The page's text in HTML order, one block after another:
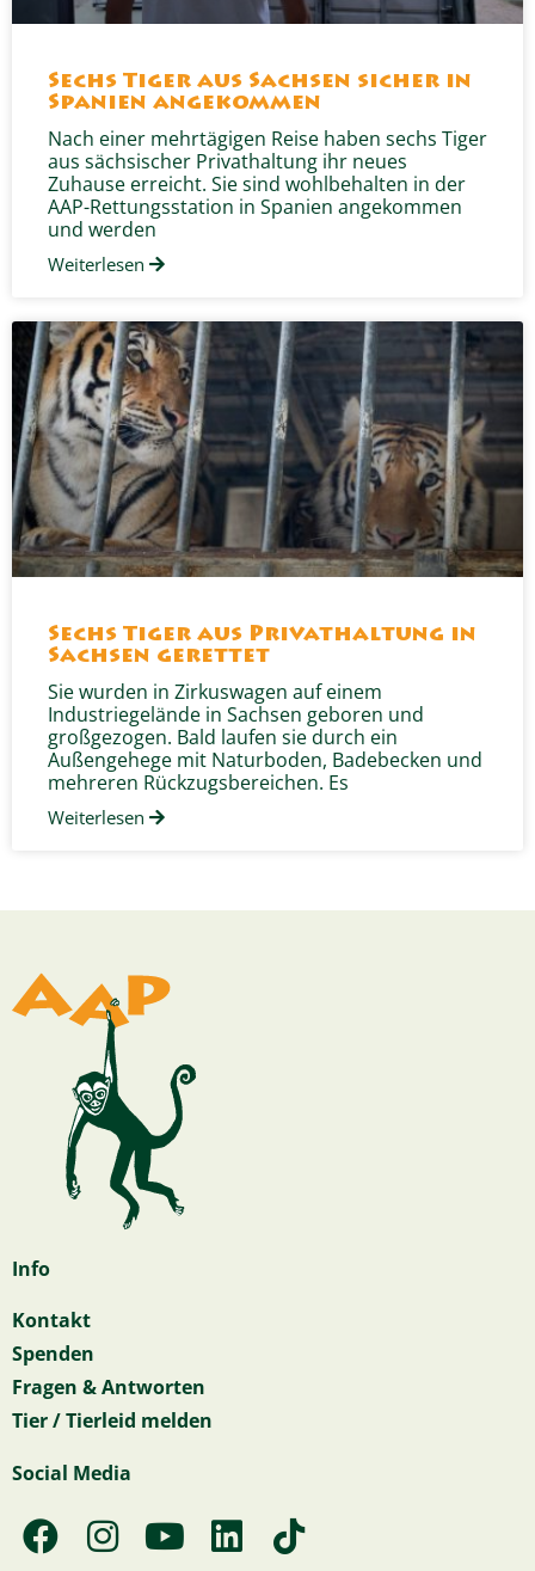
Sechs Tiger aus Sachsen sicher in
Spanien angekommen
Nach einer mehrtägigen Reise haben sechs Tiger
aus sächsischer Privathaltung ihr neues
Zuhause erreicht. Sie sind wohlbehalten in der
AAP-Rettungsstation in Spanien angekommen
und werden
Weiterlesen
Sechs Tiger aus Privathaltung in
Sachsen gerettet
Sie wurden in Zirkuswagen auf einem
Industriegelände in Sachsen geboren und
großgezogen. Bald laufen sie durch ein
Außengehege mit Naturboden, Badebecken und
mehreren Rückzugsbereichen. Es
Weiterlesen
Info
Kontakt
Spenden
Fragen & Antworten
Tier / Tierleid melden
Social Media
F
a
I
n
Y
o
L
i
T
i